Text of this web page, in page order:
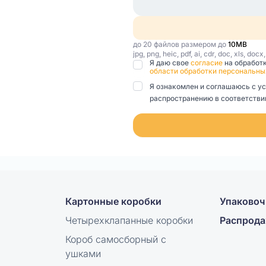
до 20 файлов размером до 10MB
jpg, png, heic, pdf, ai, cdr, doc, xls,
Я даю свое согласие на
области обработки
Я ознакомлен и соглашаюсь с
распространению в
Картонные коробки
Четырехклапанные коробки
Короб самосборный с
ушками